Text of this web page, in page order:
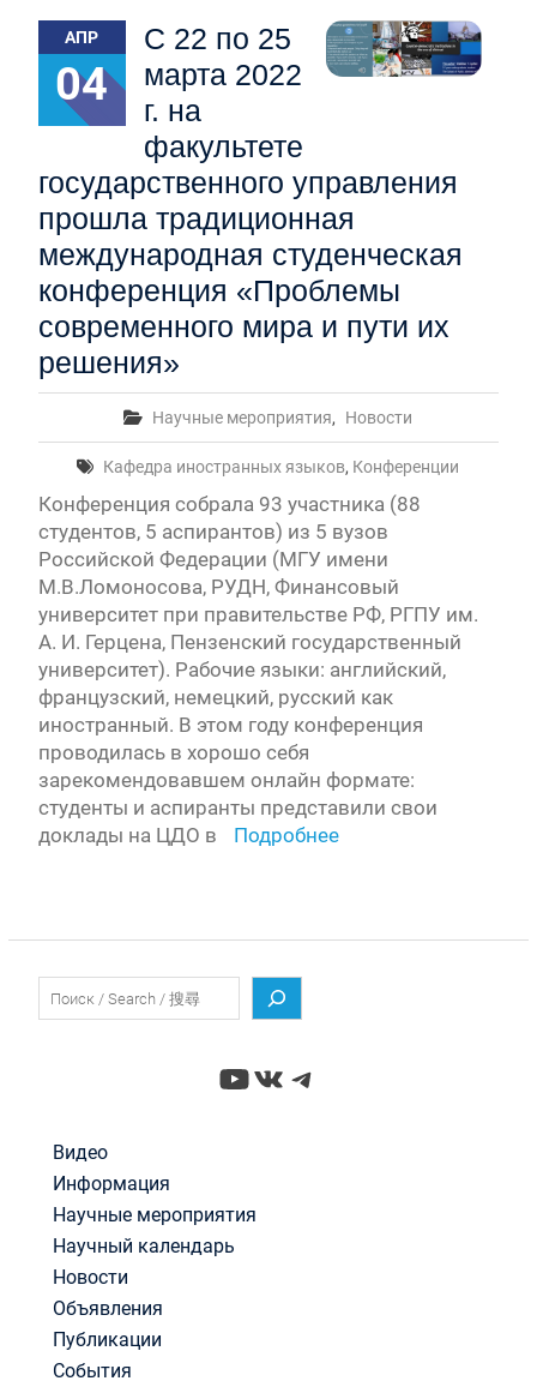
Вячеслав Никонов в программе «Большая игра» —
Первый канал, 27.07.2026. Часть 1-2
Конкурсные списки лиц, прошедших
вступительные испытания в МГУ имени
М.В.Ломоносова в 2026 году по каждому
конкурсу (ранжированные списки поступающих)
Вячеслав Никонов в программе «Большая игра» —
Первый канал, 24.07.2026. Часть 1-2
Вячеслав Никонов в программе «Большая игра» —
Первый канал, 06.08.2026. Часть 1-3
АПР
04
С 22 по 25
марта 2022
г. на
факультете
государственного управления
прошла традиционная
международная студенческая
конференция «Проблемы
современного мира и пути их
решения»
Научные мероприятия, Новости
Кафедра иностранных языков, Конференции
Конференция собрала 93 участника (88
студентов, 5 аспирантов) из 5 вузов
Российской Федерации (МГУ имени
М.В.Ломоносова, РУДН, Финансовый
университет при правительстве РФ, РГПУ им.
А. И. Герцена, Пензенский государственный
университет). Рабочие языки: английский,
французский, немецкий, русский как
иностранный. В этом году конференция
проводилась в хорошо себя
зарекомендовавшем онлайн формате:
студенты и аспиранты представили свои
доклады на ЦДО в
Подробнее
YouTube
ВКонтакте
Telegram
Видео
Информация
Научные мероприятия
Научный календарь
Новости
Объявления
Публикации
События